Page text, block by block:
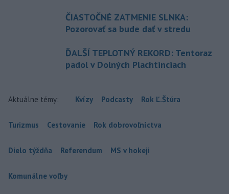
ČIASTOČNÉ ZATMENIE SLNKA:
Pozorovať sa bude dať v stredu
ĎALŠÍ TEPLOTNÝ REKORD: Tentoraz
padol v Dolných Plachtinciach
Aktuálne témy: Kvízy Podcasty Rok Ľ.Štúra
Turizmus Cestovanie Rok dobrovoľníctva
Dielo týždňa Referendum MS v hokeji
Komunálne voľby